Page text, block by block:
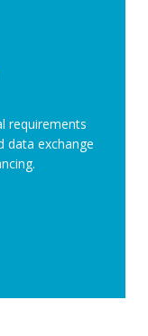
requirements
data exchange